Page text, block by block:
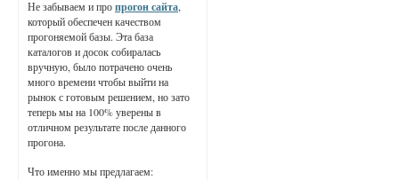
Не забываем и пропрогон сайта,
который обеспечен качеством
прогоняемой базы. Эта база
каталогов и досок собиралась
вручную, было потрачено очень
много времени чтобы выйти на
рынок с готовым решением, но зато
теперь мы на 100% уверены в
отличном результате после данного
прогона.
Что именно мы предлагаем: